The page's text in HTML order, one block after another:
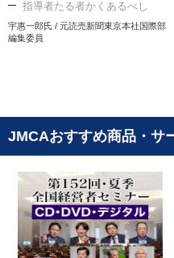
指導者たる者かくあるべし
宇惠一郎氏 / 元読売新聞東京本社国際部
編集委員
JMCAおすすめ商品・サ